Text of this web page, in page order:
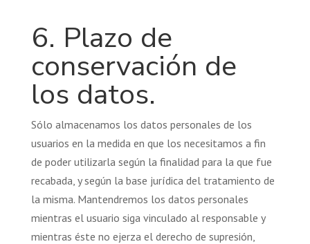
6. Plazo de
conservación de
los datos.
Sólo almacenamos los datos personales de los
usuarios en la medida en que los necesitamos a fin
de poder utilizarla según la finalidad para la que fue
recabada, y según la base jurídica del tratamiento de
la misma. Mantendremos los datos personales
mientras el usuario siga vinculado al responsable y
mientras éste no ejerza el derecho de supresión,